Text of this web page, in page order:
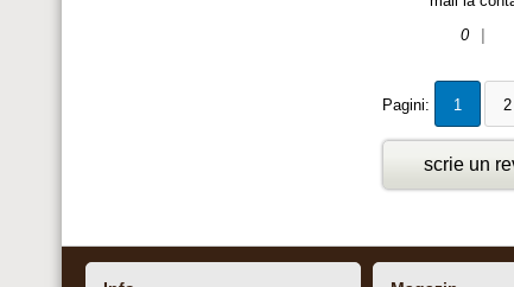
0
Pagini: 1 2
scrie un